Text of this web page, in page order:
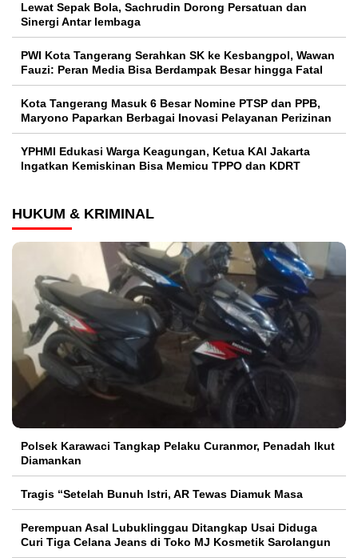
Lewat Sepak Bola, Sachrudin Dorong Persatuan dan
Sinergi Antar lembaga
PWI Kota Tangerang Serahkan SK ke Kesbangpol, Wawan
Fauzi: Peran Media Bisa Berdampak Besar hingga Fatal
Kota Tangerang Masuk 6 Besar Nomine PTSP dan PPB,
Maryono Paparkan Berbagai Inovasi Pelayanan Perizinan
YPHMI Edukasi Warga Keagungan, Ketua KAI Jakarta
Ingatkan Kemiskinan Bisa Memicu TPPO dan KDRT
HUKUM & KRIMINAL
Polsek Karawaci Tangkap Pelaku Curanmor, Penadah Ikut
Diamankan
Tragis “Setelah Bunuh Istri, AR Tewas Diamuk Masa
Perempuan Asal Lubuklinggau Ditangkap Usai Diduga
Curi Tiga Celana Jeans di Toko MJ Kosmetik Sarolangun